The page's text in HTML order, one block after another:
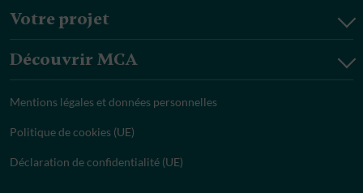
Votre projet
Découvrir MCA
Mentions légales et données personnelles
Politique de cookies (UE)
Déclaration de confidentialité (UE)